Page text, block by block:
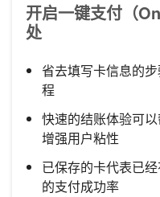
开启一键支付（
处
省去填写卡信息的
程
快速的结账体验可
增强用户粘性
已保存的卡代表已
的支付成功率